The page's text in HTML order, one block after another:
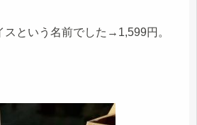
スという名前でした→1,599円。